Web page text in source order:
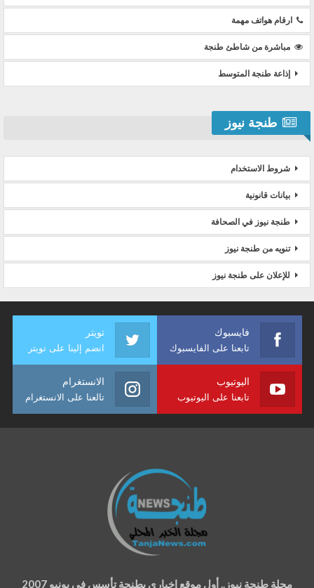
ارقام هواتف مهمة
مباشرة من شاطئ طنجة
إذاعة طنجة المتوسط
طنجة نيوز
شروط الاستخدام
بيانات قانونية
طنجة نيوز في الصحافة
تنويه من طنجة نيوز
للإعلان على طنجة نيوز
فايسبوك
تابعنا على الفايسبوك
تويتر
انضم إلينا على تويتر
اليوتيوب
تابعنا على اليوتيوب
الانستغرام
تالعنا على الانستغرام
مجلة طنجة نيوز.. أول موقع إخباري بطنجة تأسس في يونيو 2007